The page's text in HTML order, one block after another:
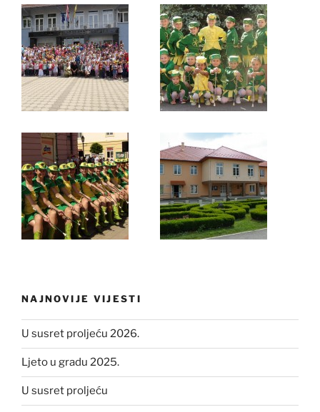
NAJNOVIJE VIJESTI
U susret proljeću 2026.
Ljeto u gradu 2025.
U susret proljeću